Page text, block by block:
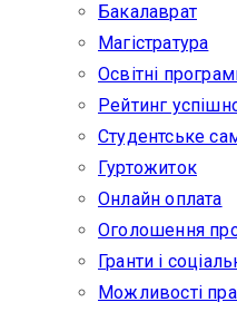
Бакалаврат
Магістратура
Освітні
Рейтинг
Студентське
Гуртожиток
Онлайн оплата
Оголошення
Гранти і
Можливості